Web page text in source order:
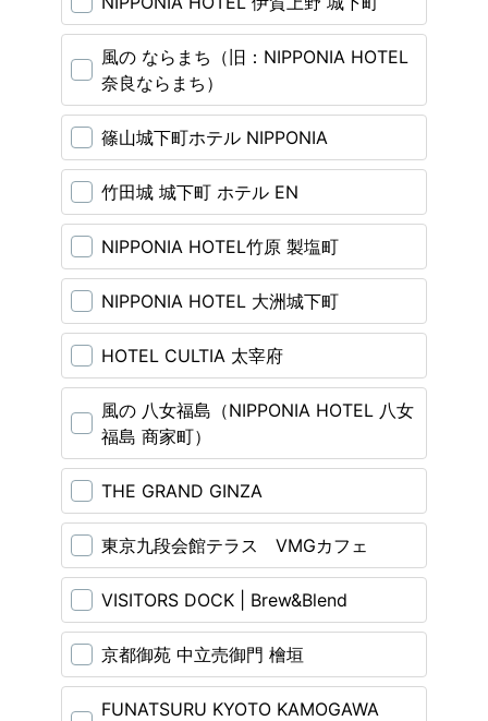
風の ならまち（旧：NIPPONIA HOTEL
奈良ならまち）
篠山城下町ホテル NIPPONIA
竹田城 城下町 ホテル EN
NIPPONIA HOTEL竹原 製塩町
NIPPONIA HOTEL 大洲城下町
HOTEL CULTIA 太宰府
風の 八女福島（NIPPONIA HOTEL 八女
福島 商家町）
THE GRAND GINZA
東京九段会館テラス VMGカフェ
VISITORS DOCK | Brew&Blend
京都御苑 中立売御門 檜垣
FUNATSURU KYOTO KAMOGAWA